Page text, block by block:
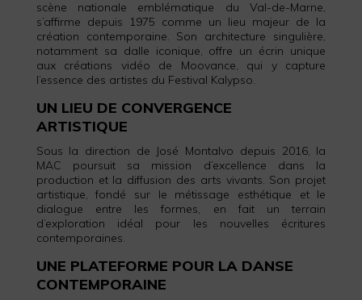
scène nationale emblématique du Val-de-Marne,
s’affirme depuis 1975 comme un lieu majeur de la
création contemporaine. Son architecture singulière,
notamment sa dalle iconique, offre un écrin unique
aux créations vidéo de Moovance, qui y capture
l’essence des artistes du Festival Kalypso.
UN LIEU DE CONVERGENCE
ARTISTIQUE
Sous la direction de José Montalvo depuis 2016, la
MAC poursuit sa mission d’excellence dans la
production et la diffusion des arts vivants. Son projet
artistique, fondé sur le métissage esthétique et le
dialogue entre les formes, en fait un terrain
d’exploration idéal pour les nouvelles écritures
contemporaines.
UNE PLATEFORME POUR LA DANSE
CONTEMPORAINE